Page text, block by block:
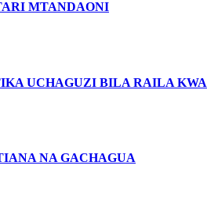
MTANDAONI
UCHAGUZI BILA RAILA KWA
NA GACHAGUA